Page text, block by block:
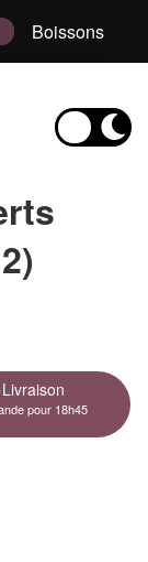
Boissons
Livraison
pour 18h45